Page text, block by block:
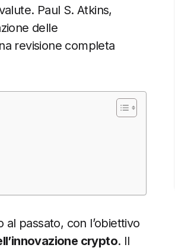
Paul S. Atkins,
delle
revisione completa
al passato, con l’obiettivo
crypto. Il